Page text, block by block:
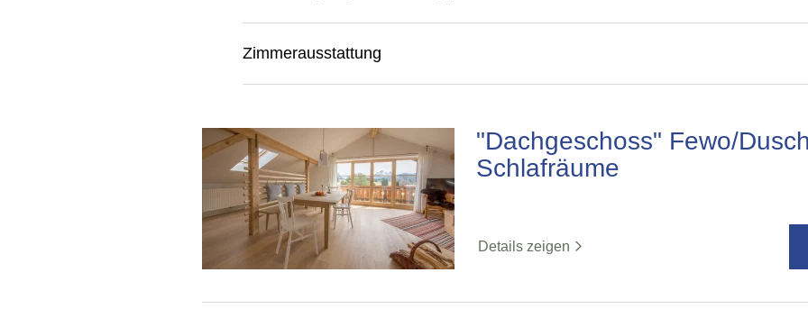
Zimmerausstattung
"Dachgeschoss" Fewo/
Schlafräume
Details zeigen